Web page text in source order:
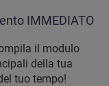
IMMEDIATO
il modulo
della tua
tuo tempo!